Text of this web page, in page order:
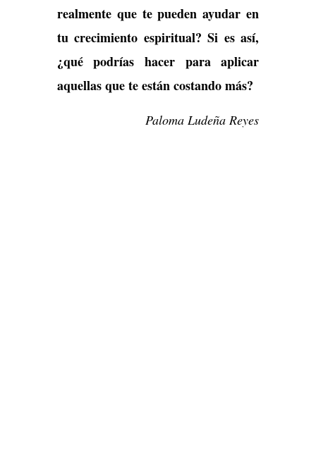
realmente que te pueden ayudar en
tu crecimiento espiritual? Si es así,
¿qué podrías hacer para aplicar
aquellas que te están costando más?
Paloma Ludeña Reyes